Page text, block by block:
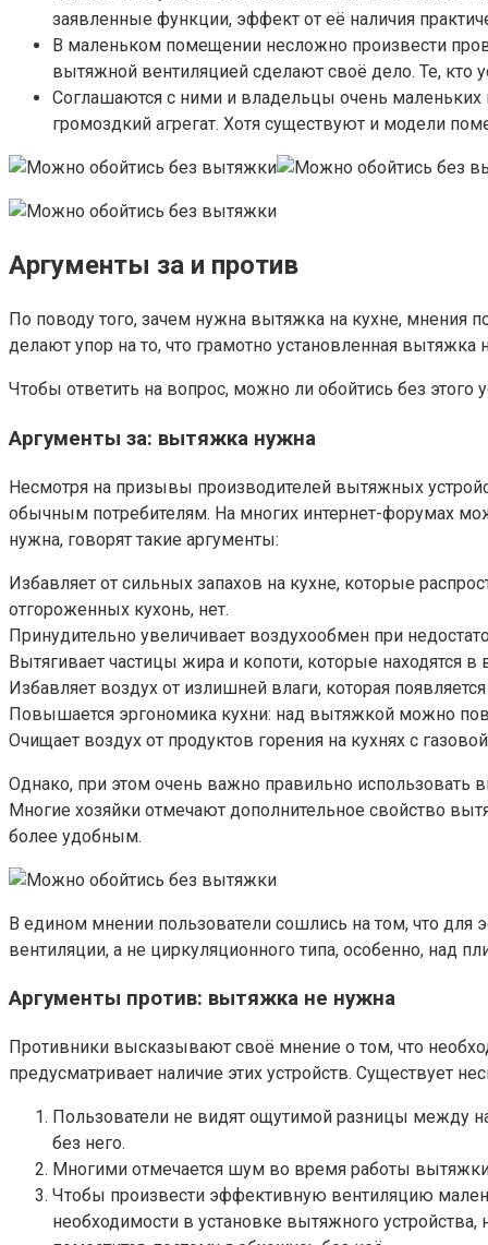
заявленные функции, эффект от её наличия
В маленьком помещении несложно произвести
вытяжной вентиляцией сделают своё дело. Те, кто
Соглашаются с ними и владельцы очень маленьких
громоздкий агрегат. Хотя существуют и модели
Аргументы за и против
По поводу того, зачем нужна вытяжка на кухне, мнения
делают упор на то, что грамотно установленная
Чтобы ответить на вопрос, можно ли обойтись без этого
Аргументы за: вытяжка нужна
Несмотря на призывы производителей вытяжных
обычным потребителям. На многих интернет-форумах
нужна, говорят такие аргументы:
Избавляет от сильных запахов на кухне, которые
отгороженных кухонь, нет.
Принудительно увеличивает воздухообмен при
Вытягивает частицы жира и копоти, которые находятся
Избавляет воздух от излишней влаги, которая
Повышается эргономика кухни: над вытяжкой можно
Очищает воздух от продуктов горения на кухнях с
Однако, при этом очень важно правильно использовать
Многие хозяйки отмечают дополнительное свойство
более удобным.
В едином мнении пользователи сошлись на том, что для
вентиляции, а не циркуляционного типа, особенно, над
Аргументы против: вытяжка не нужна
Противники высказывают своё мнение о том, что
предусматривает наличие этих устройств. Существует
Пользователи не видят ощутимой разницы между
без него.
Многими отмечается шум во время работы
Чтобы произвести эффективную вентиляцию
необходимости в установке вытяжного